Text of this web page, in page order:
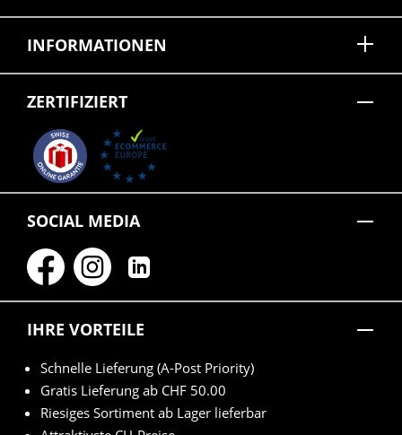
INFORMATIONEN
ZERTIFIZIERT
SOCIAL MEDIA
IHRE VORTEILE
Schnelle Lieferung (A-Post Priority)
Gratis Lieferung ab CHF 50.00
Riesiges Sortiment ab Lager lieferbar